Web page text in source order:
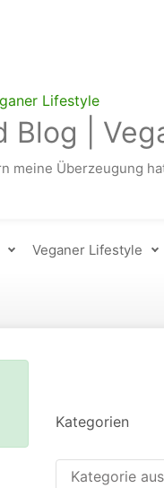
Blog |
meine Überzeugung
Veganer Lifestyle
Kategorien
Kategorien